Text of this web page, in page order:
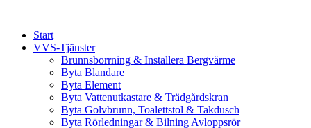
contentStart
VVS-Tjänster
Brunnsborrning & Installera Bergvärme
Byta Blandare
Byta Element
Byta Vattenutkastare & Trädgårdskran
Byta Golvbrunn, Toalettstol & Takdusch
Byta Rörledningar & Bilning Avloppsrör